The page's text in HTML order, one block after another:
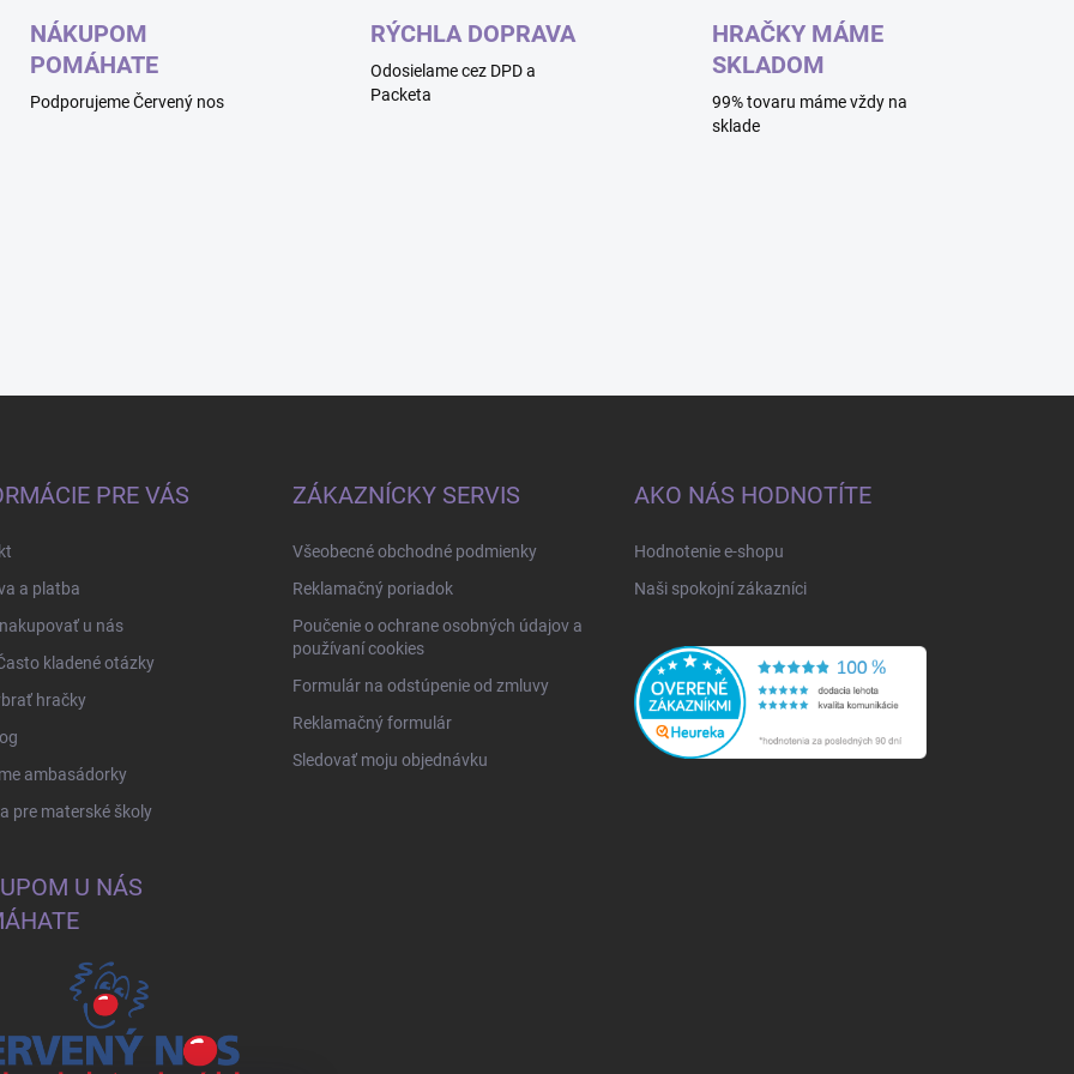
NÁKUPOM
POMÁHATE
Podporujeme Červený nos
RÝCHLA DOPRAVA
Odosielame cez DPD a
Packeta
HRAČKY MÁME
SKLADOM
99% tovaru máme vždy na
sklade
PRE VÁS
a platba
u nás
kladené otázky
hračky
ambasádorky
pre materské školy
ZÁKAZNÍCKY SERVIS
Všeobecné obchodné podmienky
Reklamačný poriadok
Poučenie o ochrane osobných údajov a
používaní cookies
Formulár na odstúpenie od zmluvy
Reklamačný formulár
Sledovať moju objednávku
AKO NÁS HODNOTÍTE
Hodnotenie e-shopu
Naši spokojní zákazníci
U NÁS